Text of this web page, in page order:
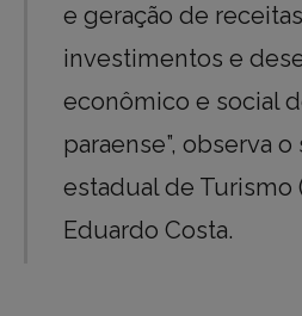
e geração de
investimentos e
econômico e social
paraense”, observa
estadual de Turismo
Eduardo Costa.